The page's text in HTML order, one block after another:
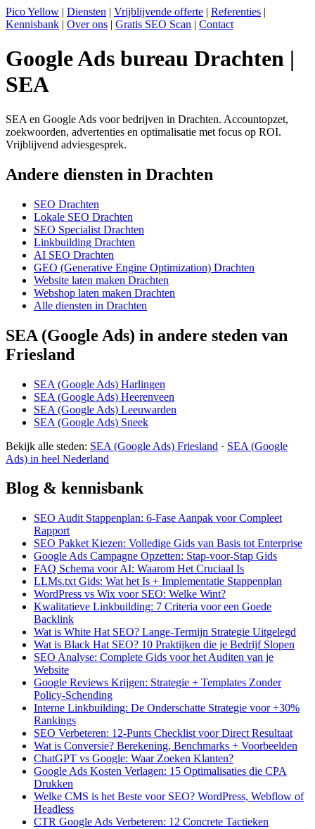
Pico Yellow | Diensten | Vrijblijvende offerte | Referenties |
Kennisbank | Over ons | Gratis SEO Scan | Contact
Google Ads bureau Drachten |
SEA
SEA en Google Ads voor bedrijven in Drachten. Accountopzet,
zoekwoorden, advertenties en optimalisatie met focus op ROI.
Vrijblijvend adviesgesprek.
Andere diensten in Drachten
SEO Drachten
Lokale SEO Drachten
SEO Specialist Drachten
Linkbuilding Drachten
AI SEO Drachten
GEO (Generative Engine Optimization) Drachten
Website laten maken Drachten
Webshop laten maken Drachten
Alle diensten in Drachten
SEA (Google Ads) in andere steden van
Friesland
SEA (Google Ads) Harlingen
SEA (Google Ads) Heerenveen
SEA (Google Ads) Leeuwarden
SEA (Google Ads) Sneek
Bekijk alle steden: SEA (Google Ads) Friesland · SEA (Google
Ads) in heel Nederland
Blog & kennisbank
SEO Audit Stappenplan: 6-Fase Aanpak voor Compleet
Rapport
SEO Pakket Kiezen: Volledige Gids van Basis tot Enterprise
Google Ads Campagne Opzetten: Stap-voor-Stap Gids
FAQ Schema voor AI: Waarom Het Cruciaal Is
LLMs.txt Gids: Wat het Is + Implementatie Stappenplan
WordPress vs Wix voor SEO: Welke Wint?
Kwalitatieve Linkbuilding: 7 Criteria voor een Goede
Backlink
Wat is White Hat SEO? Lange-Termijn Strategie Uitgelegd
Wat is Black Hat SEO? 10 Praktijken die je Bedrijf Slopen
SEO Analyse: Complete Gids voor het Auditen van je
Website
Google Reviews Krijgen: Strategie + Templates Zonder
Policy-Schending
Interne Linkbuilding: De Onderschatte Strategie voor +30%
Rankings
SEO Verbeteren: 12-Punts Checklist voor Direct Resultaat
Wat is Conversie? Berekening, Benchmarks + Voorbeelden
ChatGPT vs Google: Waar Zoeken Klanten?
Google Ads Kosten Verlagen: 15 Optimalisaties die CPA
Drukken
Welke CMS is het Beste voor SEO? WordPress, Webflow of
Headless
CTR Google Ads Verbeteren: 12 Concrete Tactieken